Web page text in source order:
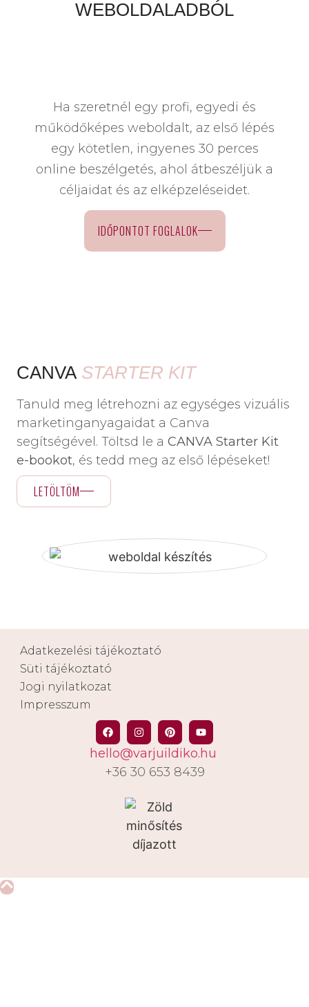
WEBOLDALADBÓL
Ha szeretnél egy profi, egyedi és
működőképes weboldalt, az első lépés
egy kötetlen, ingyenes 30 perces
online beszélgetés, ahol átbeszéljük a
céljaidat és az elképzeléseidet.
IDŐPONTOT FOGLALOK
CANVA STARTER KIT
Tanuld meg létrehozni az egységes vizuális
marketinganyagaidat a Canva
segítségével. Töltsd le aCANVA Starter Kit
e-bookot, és tedd meg az első lépéseket!
LETÖLTÖM
Adatkezelési tájékoztató
Süti tájékoztató
Jogi nyilatkozat
Impresszum
hello@varjuildiko.hu
+36 30 653 8439